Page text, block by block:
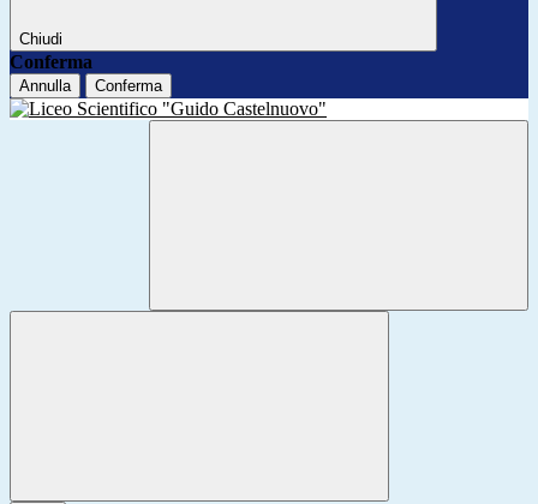
Chiudi
Conferma
Annulla Conferma